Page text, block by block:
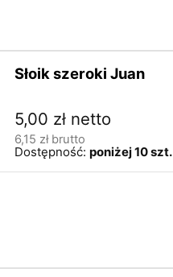
Słoik szeroki Juan
5,00 zł netto
6,15 złbrutto
Dostępność: poniżej 10 szt.